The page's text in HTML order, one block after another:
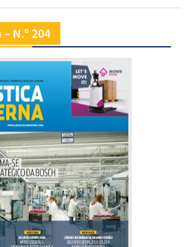
N.º 204